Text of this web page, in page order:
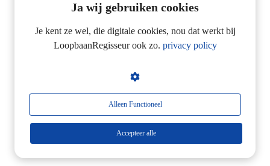
Industrieweg 2D
3433 NL Nieuwegein
06-24257923
Ja wij gebruiken cookies
Je kent ze wel, die digitale cookies, nou dat werkt bij
LoopbaanRegisseur ook zo. privacy policy
Alleen Functioneel
Accepteer alle